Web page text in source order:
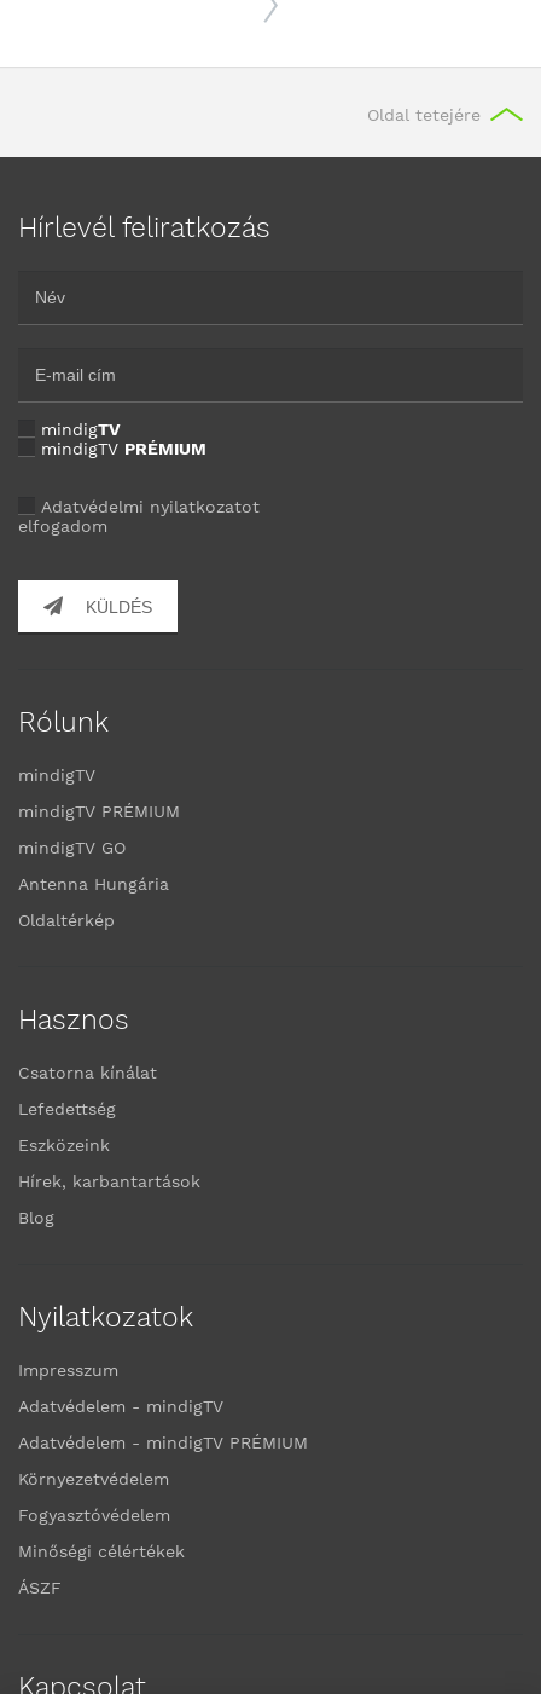
Oldal tetejére
Hírlevél feliratkozás
mindigTV
mindigTV PRÉMIUM
Adatvédelmi nyilatkozatot
elfogadom
KÜLDÉS
Rólunk
mindigTV
mindigTV PRÉMIUM
mindigTV GO
Antenna Hungária
Oldaltérkép
Hasznos
Csatorna kínálat
Lefedettség
Eszközeink
Hírek, karbantartások
Blog
Nyilatkozatok
Impresszum
Adatvédelem - mindigTV
Adatvédelem - mindigTV PRÉMIUM
Környezetvédelem
Fogyasztóvédelem
Minőségi célértékek
ÁSZF